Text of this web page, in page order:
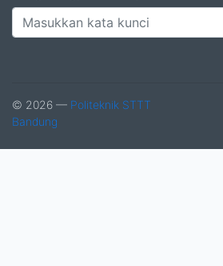
© 2026 — Politeknik STTT
Bandung